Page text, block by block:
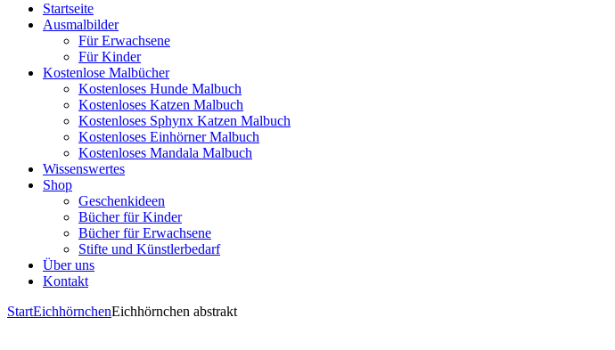
Startseite
Ausmalbilder
Für Erwachsene
Für Kinder
Kostenlose Malbücher
Kostenloses Hunde Malbuch
Kostenloses Katzen Malbuch
Kostenloses Sphynx Katzen Malbuch
Kostenloses Einhörner Malbuch
Kostenloses Mandala Malbuch
Wissenswertes
Shop
Geschenkideen
Bücher für Kinder
Bücher für Erwachsene
Stifte und Künstlerbedarf
Über uns
Kontakt
StartEichhörnchenEichhörnchen abstrakt